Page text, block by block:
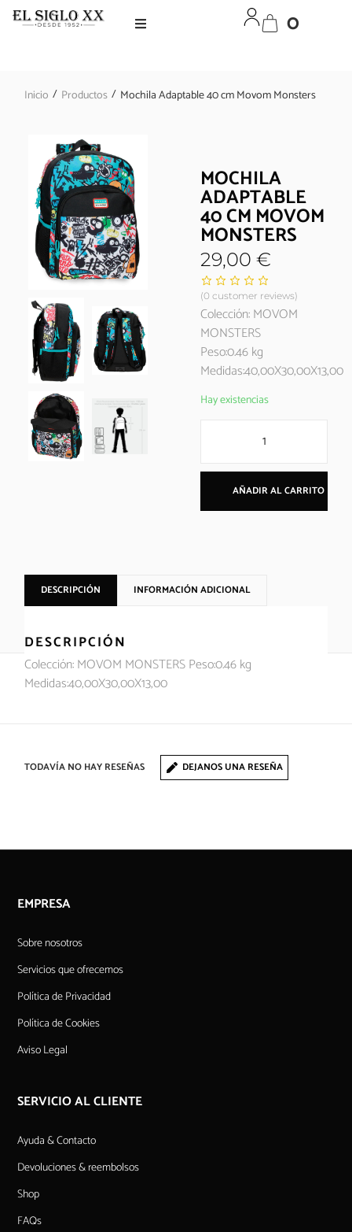
0
Inicio / Productos / Mochila Adaptable 40 cm Movom Monsters
MOCHILA
ADAPTABLE
40 CM MOVOM
MONSTERS
29,00€
(0 customer reviews)
Colección: MOVOM
MONSTERS
Peso:0.46 kg
Medidas:40,00X30,00X13,00
Hay existencias
AÑADIR AL CARRITO
DESCRIPCIÓN INFORMACIÓN ADICIONAL
DESCRIPCIÓN
Colección: MOVOM MONSTERS Peso:0.46 kg
Medidas:40,00X30,00X13,00
TODAVÍA NO HAY RESEÑAS DEJANOS UNA RESEÑA
EMPRESA
Sobre nosotros
Servicios que ofrecemos
Política de Privacidad
Política de Cookies
Aviso Legal
SERVICIO AL CLIENTE
Ayuda & Contacto
Devoluciones & reembolsos
Shop
FAQs